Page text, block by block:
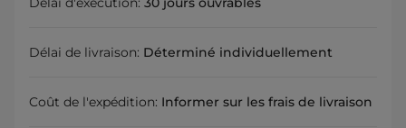
Délai de livraison: Déterminé individuellement
Coût de l'expédition: Informer sur les frais de livraison